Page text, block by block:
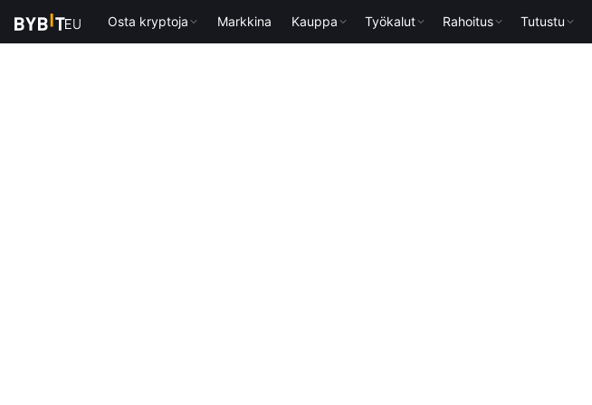
Osta kryptoja Markkina Kauppa Työkalut Rahoitus Tutustu